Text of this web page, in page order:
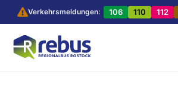
Verkehrsmeldungen: 106 110 112